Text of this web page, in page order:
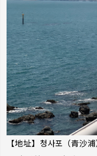
【地址】청사포（青沙